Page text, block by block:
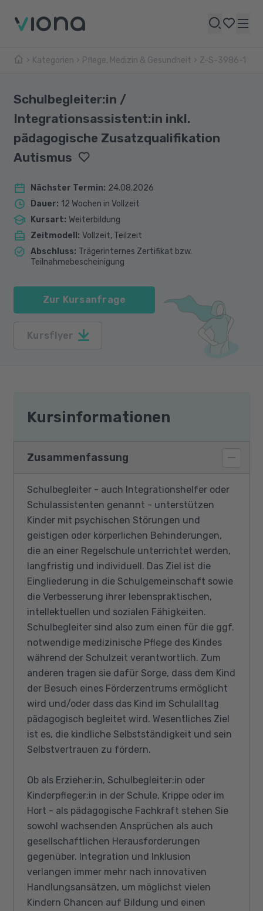
Kategorien Pflege, Medizin & Gesundheit Z-S-3986-1
Schulbegleiter:in /
Integrationsassistent:in inkl.
pädagogische Zusatzqualifikation
Autismus
Nächster Termin: 24.08.2026
Dauer: 12 Wochen in Vollzeit
Kursart: Weiterbildung
Zeitmodell : Vollzeit, Teilzeit
Abschluss: Trägerinternes Zertifikat bzw.
Teilnahmebescheinigung
Zur Kursanfrage
Kursflyer
Kursinformationen
Zusammenfassung
Schulbegleiter - auch Integrationshelfer oder
Schulassistenten genannt - unterstützen
Kinder mit psychischen Störungen und
geistigen oder körperlichen Behinderungen,
die an einer Regelschule unterrichtet werden,
langfristig und individuell. Das Ziel ist die
Eingliederung in die Schulgemeinschaft sowie
die Verbesserung ihrer lebenspraktischen,
intellektuellen und sozialen Fähigkeiten.
Schulbegleiter sind also zum einen für die ggf.
notwendige medizinische Pflege des Kindes
während der Schulzeit verantwortlich. Zum
anderen tragen sie dafür Sorge, dass dem Kind
der Besuch eines Förderzentrums ermöglicht
wird und/oder dass das Kind im Schulalltag
pädagogisch begleitet wird. Wesentliches Ziel
ist es, die kindliche Selbstständigkeit und sein
Selbstvertrauen zu fördern.
Ob als Erzieher:in, Schulbegleiter:in oder
Kinderpfleger:in in der Schule, Krippe oder im
Hort - als pädagogische Fachkraft stehen Sie
sowohl wachsenden Ansprüchen als auch
gesellschaftlichen Herausforderungen
gegenüber. Integration und Inklusion
verlangen immer mehr nach innovativen
Handlungsansätzen, um möglichst vielen
Kindern Chancen auf Bildung und einen